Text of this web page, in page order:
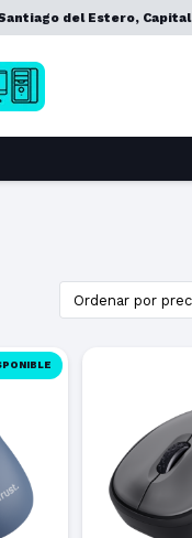
del Estero, Capital